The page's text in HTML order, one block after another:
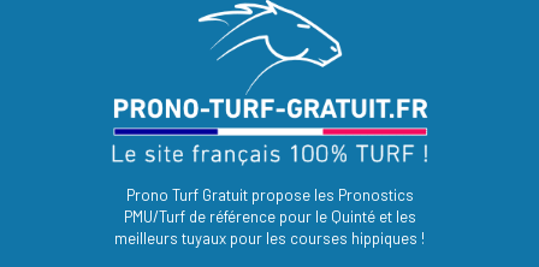
Prono Turf Gratuit propose les Pronostics
PMU/Turf de référence pour le Quinté et les
meilleurs tuyaux pour les courses hippiques !